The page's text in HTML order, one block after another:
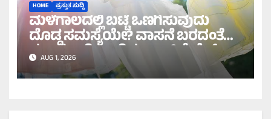
HOME ಪ್ರಸ್ತುತ ಸುದ್ದಿ
ಮಳೆಗಾಲದಲ್ಲಿ ಬಟ್ಟೆ ಒಣಗಿಸುವುದು
ದೊಡ್ಡ ಸಮಸ್ಯೆಯೇ? ವಾಸನೆ ಬರದಂತೆ
ಸುಲಭವಾಗಿ ಒಣಗಿಸಲು ಇಲ್ಲಿವೆ ಬೆಸ್ಟ್
ಟಿಪ್ಸ್!
AUG 1, 2026